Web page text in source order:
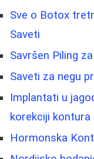
Sve o Botox
Saveti
Savršen Piling
Saveti za negu
Implantati u
korekciji kontura
Hormonska